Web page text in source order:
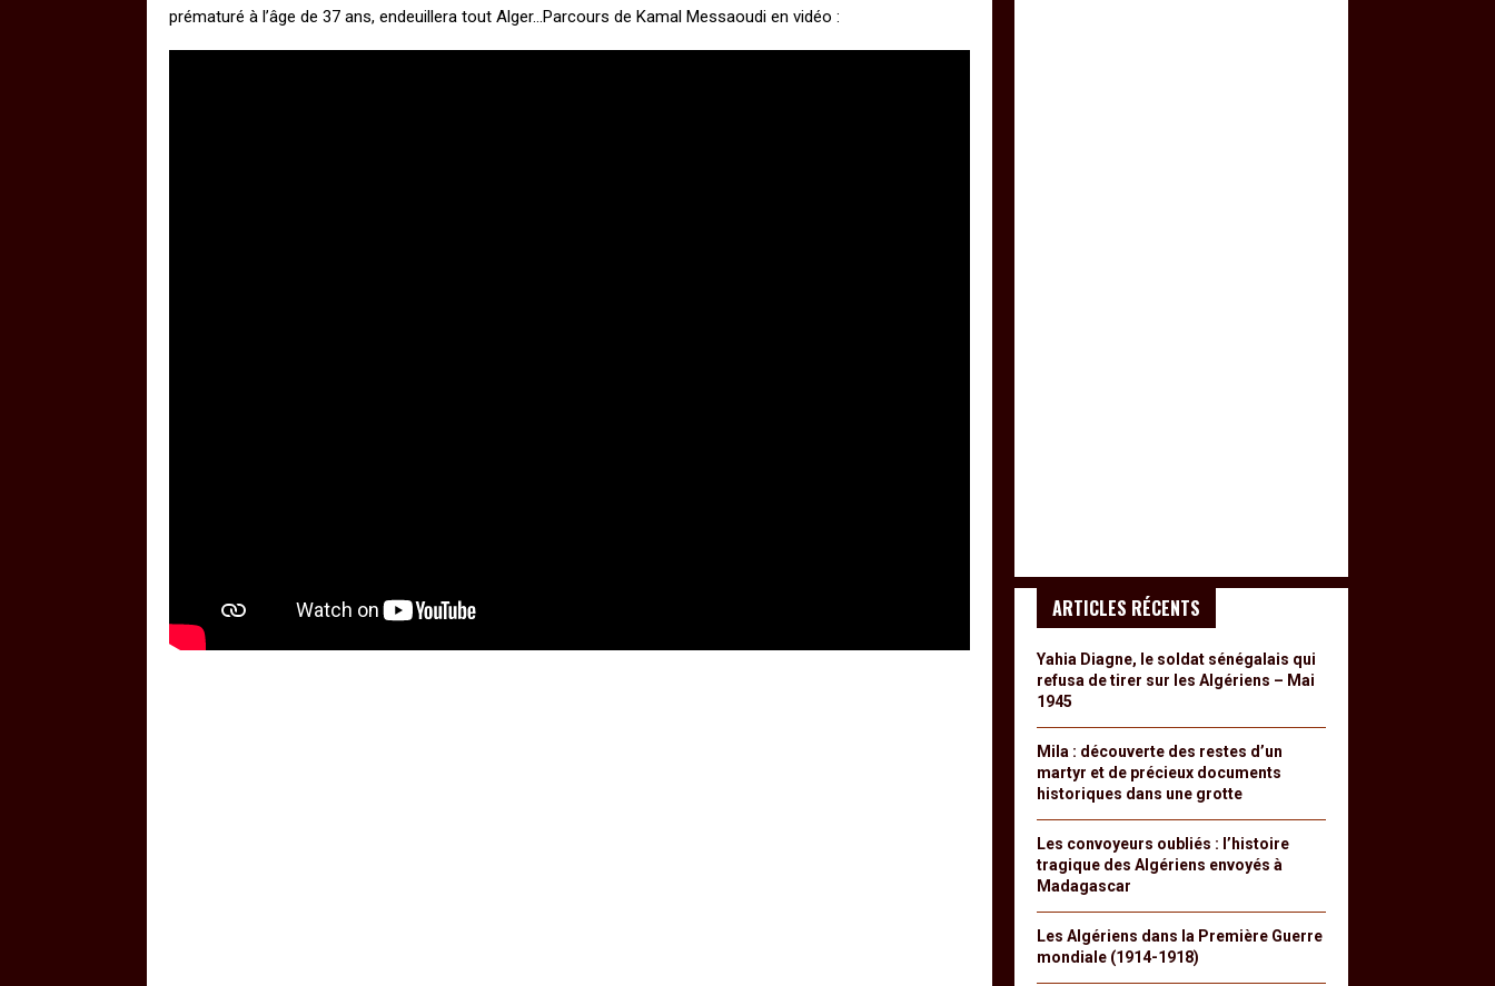
prématuré à l’âge de 37 ans, endeuillera tout Alger…Parcours de Kamal Messaoudi en vidéo :
ARTICLES RÉCENTS
Yahia Diagne, le soldat sénégalais qui
refusa de tirer sur les Algériens – Mai
1945
Mila : découverte des restes d’un
martyr et de précieux documents
historiques dans une grotte
Les convoyeurs oubliés : l’histoire
tragique des Algériens envoyés à
Madagascar
Les Algériens dans la Première Guerre
mondiale (1914-1918)